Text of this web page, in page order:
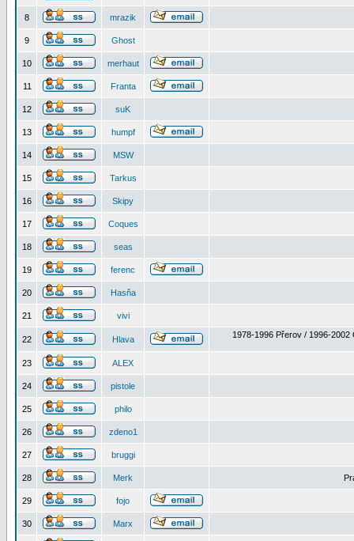
8 mrazik
9 Ghost
10 merhaut
11 Franta
12 suK
13 humpf
14 MSW
15 Tarkus
16 Skipy
17 Coques
18 seas
19 ferenc
20 Hasňa
21 vivi
22 Hlava 1978-1996 Přerov / 1996-2002
23 ALEX
24 pistole
25 philo
26 zdeno1
27 bruggi
28 Merk
29 fojo
30 Marx